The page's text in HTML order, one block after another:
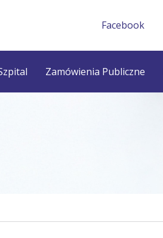
Facebook
Zamówienia Publiczne